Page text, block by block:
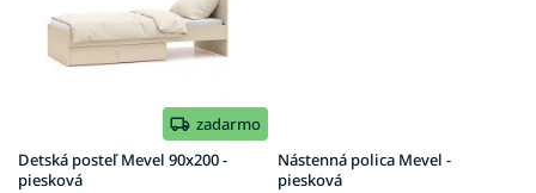
zadarmo
Detská posteľ Mevel 90x200 -
piesková
Nástenná polica Mevel -
piesková